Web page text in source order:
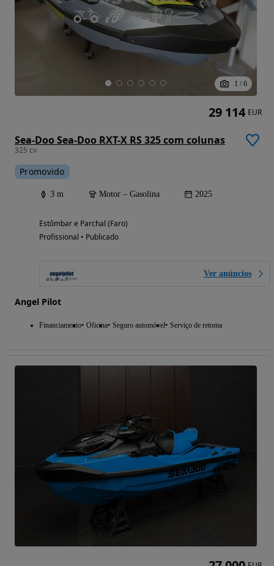
1 / 6
Sea-Doo Sea-Doo RXT-X RS 325 com colunas
325 cv
Promovido
3 m Motor – Gasolina 2025
Estômbar e Parchal (Faro)
Profissional • Publicado
Ver anúncios
Angel Pilot
Financiamento Oficina Seguro automóvel Serviço de retoma
29 114 EUR